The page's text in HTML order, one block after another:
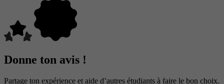
Donne ton avis !
Partage ton expérience et aide d’autres étudiants à faire le bon choix.